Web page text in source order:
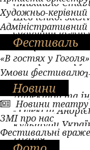
Художньо-керівний
Адміністративний
Фестиваль
«В гостях у
Умови фестивалю
Новини
Новини театру
ЗМІ про нас
Фестивальні
Шевченко,
головний
Петрович
актор театру.
Наталія
Директор та
- Олексій
культури
Гоголя.